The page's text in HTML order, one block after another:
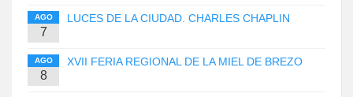
AGO
7
LUCES DE LA CIUDAD. CHARLES CHAPLIN
AGO
8
XVII FERIA REGIONAL DE LA MIEL DE BREZO